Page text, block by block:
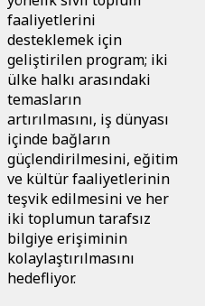
faaliyetlerini
desteklemek için
geliştirilen program; iki
ülke halkı arasındaki
temasların
artırılmasını, iş dünyası
içinde bağların
güçlendirilmesini, eğitim
ve kültür faaliyetlerinin
teşvik edilmesini ve her
iki toplumun tarafsız
bilgiye erişiminin
kolaylaştırılmasını
hedefliyor.